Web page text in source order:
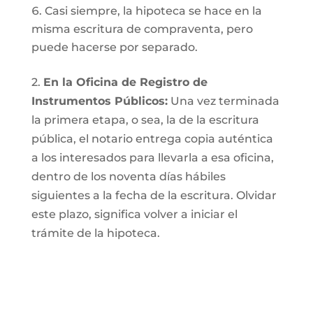
Casi siempre, la hipoteca se hace en la
misma escritura de compraventa, pero
puede hacerse por separado.
2. En la Oficina de Registro de
Instrumentos Públicos:Una vez terminada
la primera etapa, o sea, la de la escritura
pública, el notario entrega copia auténtica
a los interesados para llevarla a esa oficina,
dentro de los noventa días hábiles
siguientes a la fecha de la escritura. Olvidar
este plazo, significa volver a iniciar el
trámite de la hipoteca.